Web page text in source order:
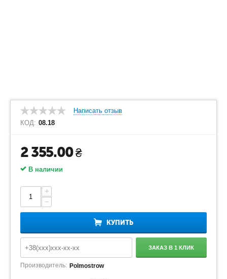
Написать отзыв
КОД: 08.18
2 355.00₴
В наличии
+
−
КУПИТЬ
ЗАКАЗ В 1 КЛИК
Производитель: Polmostrow